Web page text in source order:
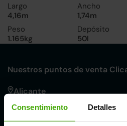
Consentimiento Detalles
Largo
4,16m
Ancho
1,74m
Peso
1.165kg
Depósito
50l
Nuestros puntos de venta
Alicante
Córdoba